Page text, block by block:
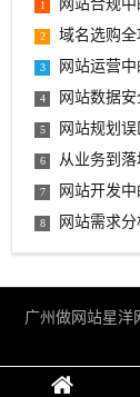
1 网站合规
2 域名选购全
3 网站运营
4 网站数据
5 网站规划
6 从业务到落
7 网站开发
8 网站需求
广州做网站星洋